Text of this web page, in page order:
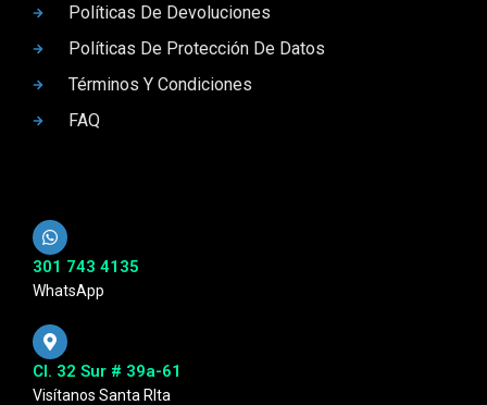
Políticas De Devoluciones
Políticas De Protección De Datos
Términos Y Condiciones
FAQ
301 743 4135
WhatsApp
Cl. 32 Sur # 39a-61
Visítanos Santa RIta